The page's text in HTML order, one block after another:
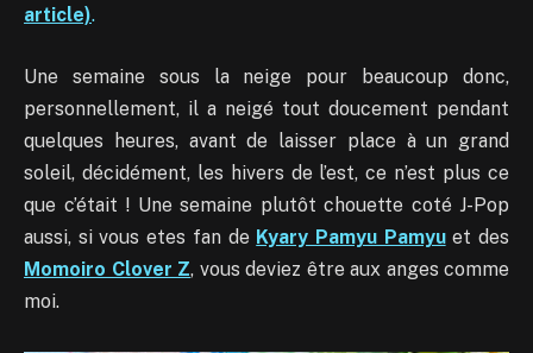
article).
Une semaine sous la neige pour beaucoup donc,
personnellement, il a neigé tout doucement pendant
quelques heures, avant de laisser place à un grand
soleil, décidément, les hivers de l’est, ce n’est plus ce
que c’était ! Une semaine plutôt chouette coté J-Pop
aussi, si vous etes fan de Kyary Pamyu Pamyuet des
Momoiro Clover Z, vous deviez être aux anges comme
moi.